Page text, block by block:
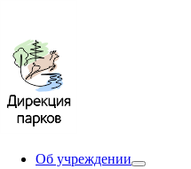
Об учреждении